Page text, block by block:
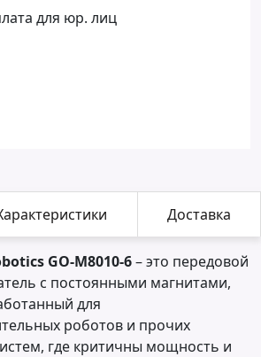
для юр. лиц
Доставка
GO-M8010-6– это передовой
с постоянными магнитами,
для
роботов и прочих
где критичны мощность и